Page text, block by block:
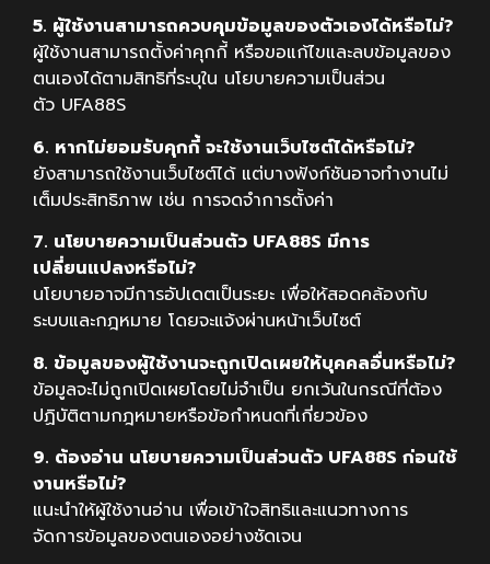
5. ผู้ใช้งานสามารถควบคุมข้อมูลของตัวเองได้หรือไม่?
ผู้ใช้งานสามารถตั้งค่าคุกกี้ หรือขอแก้ไขและลบข้อมูลของ
ตนเองได้ตามสิทธิที่ระบุใน นโยบายความเป็นส่วน
ตัว UFA88S
6. หากไม่ยอมรับคุกกี้ จะใช้งานเว็บไซต์ได้หรือไม่?
ยังสามารถใช้งานเว็บไซต์ได้ แต่บางฟังก์ชันอาจทำงานไม่
เต็มประสิทธิภาพ เช่น การจดจำการตั้งค่า
7. นโยบายความเป็นส่วนตัว UFA88S มีการ
เปลี่ยนแปลงหรือไม่?
นโยบายอาจมีการอัปเดตเป็นระยะ เพื่อให้สอดคล้องกับ
ระบบและกฎหมาย โดยจะแจ้งผ่านหน้าเว็บไซต์
8. ข้อมูลของผู้ใช้งานจะถูกเปิดเผยให้บุคคลอื่นหรือไม่?
ข้อมูลจะไม่ถูกเปิดเผยโดยไม่จำเป็น ยกเว้นในกรณีที่ต้อง
ปฏิบัติตามกฎหมายหรือข้อกำหนดที่เกี่ยวข้อง
9. ต้องอ่าน นโยบายความเป็นส่วนตัว UFA88S ก่อนใช้
งานหรือไม่?
แนะนำให้ผู้ใช้งานอ่าน เพื่อเข้าใจสิทธิและแนวทางการ
จัดการข้อมูลของตนเองอย่างชัดเจน